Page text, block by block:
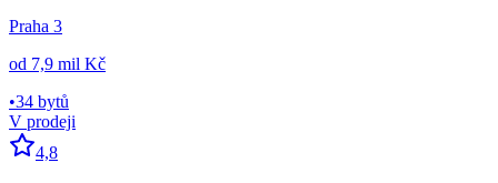
Praha 3
od 7,9 mil Kč
•34 bytů
V prodeji
4,8